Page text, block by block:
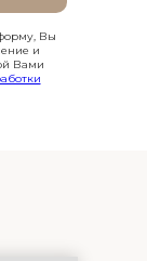
Вы
и
Вами